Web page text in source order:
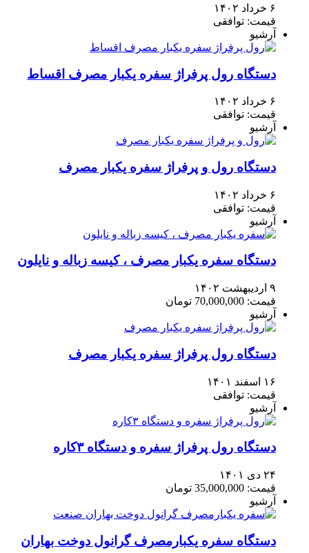
۶ خرداد ۱۴۰۲
قیمت: توافقی
آرشیو
دستگاه رول پرفراژ سفره یکبار مصرف اقساط
۶ خرداد ۱۴۰۲
قیمت: توافقی
آرشیو
دستگاه رول و پرفراژ سفره یکبار مصرف
۶ خرداد ۱۴۰۲
قیمت: توافقی
آرشیو
دستگاه سفره یکبار مصرف ، کیسه زباله و نایلون
۹ اردیبهشت ۱۴۰۲
قیمت: 70,000,000 تومان
آرشیو
دستگاه رول پرفراژ سفره یکبار مصرف
۱۶ اسفند ۱۴۰۱
قیمت: توافقی
آرشیو
دستگاه رول پرفراژ سفره و دستگاه ۳کاره
۲۴ دی ۱۴۰۱
قیمت: 35,000,000 تومان
آرشیو
دستگاه سفره یکبارمصرف گرانول دوخت بهاران